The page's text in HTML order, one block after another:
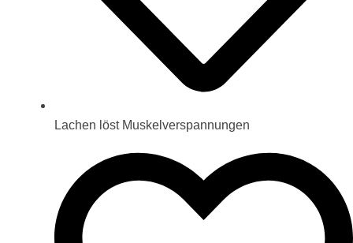
Lachen löst Muskelverspannungen